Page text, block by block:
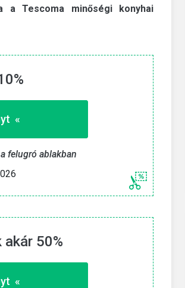
a Tescoma minőségi konyhai
«
felugró ablakban
50%
«
akár 80%
Eddig érvényes 9. 8. 2026